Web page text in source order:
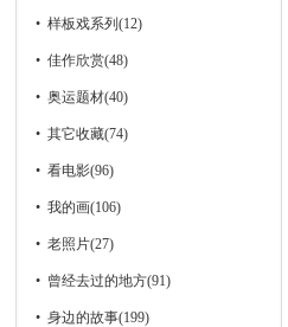
• 样板戏系列 (12)
• 佳作欣赏(48)
• 奥运题材(40)
• 其它收藏(74)
• 看电影(96)
• 我的画(106)
• 老照片(27)
• 曾经去过的地方(91)
• 身边的故事(199)